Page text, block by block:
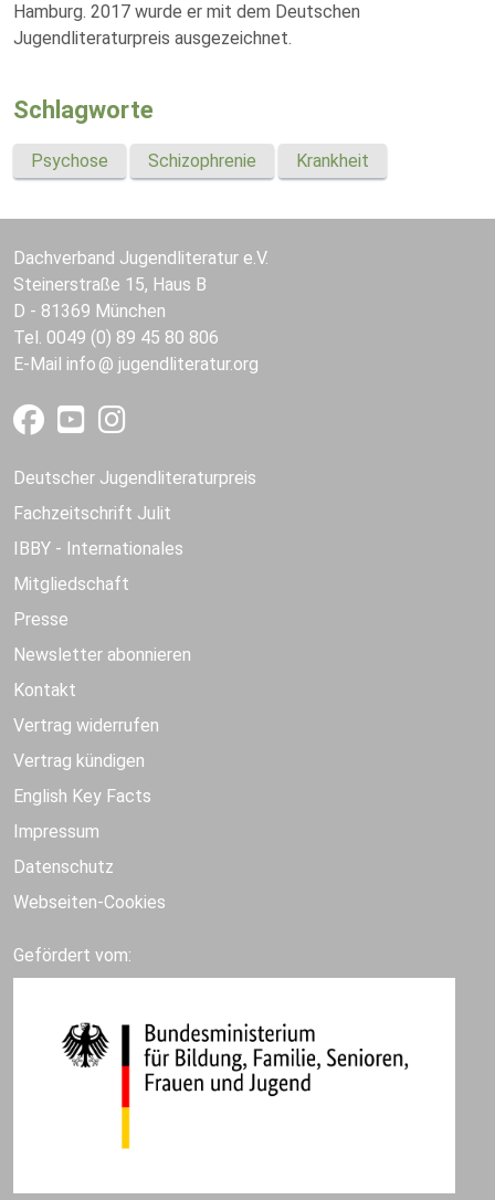
Hamburg. 2017 wurde er mit dem Deutschen
Jugendliteraturpreis ausgezeichnet.
Schlagworte
Psychose Schizophrenie Krankheit
Dachverband Jugendliteratur e.V.
Steinerstraße 15, Haus B
D - 81369 München
Tel. 0049 (0) 89 45 80 806
E-Mail info jugendliteratur.org
Deutscher Jugendliteraturpreis
Fachzeitschrift Julit
IBBY - Internationales
Mitgliedschaft
Presse
Newsletter abonnieren
Kontakt
Vertrag widerrufen
Vertrag kündigen
English Key Facts
Impressum
Datenschutz
Webseiten-Cookies
Gefördert vom: